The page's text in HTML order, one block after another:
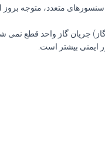
متعدد، متوجه بروز
جریان گاز واحد قطع نمی
ایمنی بیشتر است.